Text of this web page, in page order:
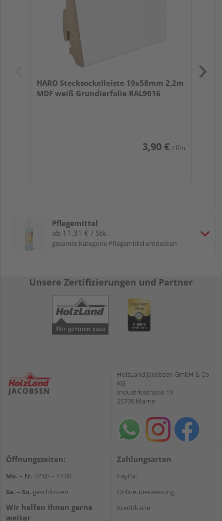
HARO Stecksockelleiste 19x58mm 2,2m
MDF weiß Grundierfolie RAL9016
3,90 € / lfm
Pflegemittel
ab 11,31 € / Stk.
gesamte Kategorie Pflegemittel entdecken
Unsere Zertifizierungen und Partner
HolzLand Jacobsen GmbH & Co.
KG
Industriestrasse 19
25709 Marne
Öffnungszeiten:
Mo. – Fr. 07:00 – 17:00
Sa. – So. geschlossen
Wir helfen Ihnen gerne
weiter
Zahlungsarten
PayPal
Onlineüberweisung
Kreditkarte